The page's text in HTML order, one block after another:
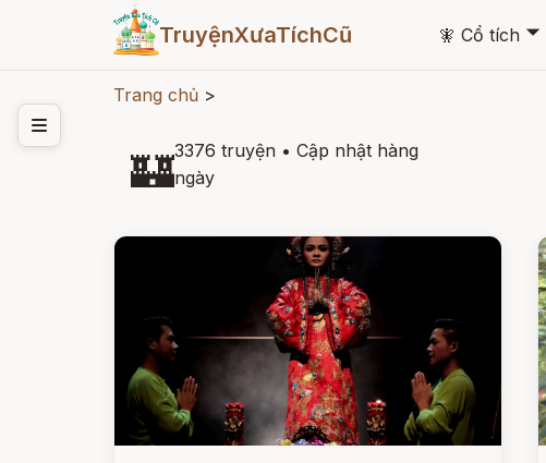
TruyệnXưaTíchCũ 🧚 Cổ tích 🞃
Trang chủ >
🏰3376 truyện • Cập nhật hàng
ngày